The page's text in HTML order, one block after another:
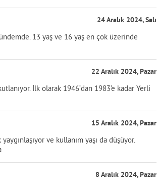
24 Aralık 2024, Salı
13 yaş ve 16 yaş en çok üzerinde
22 Aralık 2024, Pazar
İlk olarak 1946’dan 1983’e kadar Yerli
15 Aralık 2024, Pazar
ve kullanım yaşı da düşüyor.
8 Aralık 2024, Pazar